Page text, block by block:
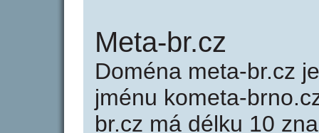
Meta-br.cz
Doména meta-br.cz
jménu kometa-
br.cz má délku 10